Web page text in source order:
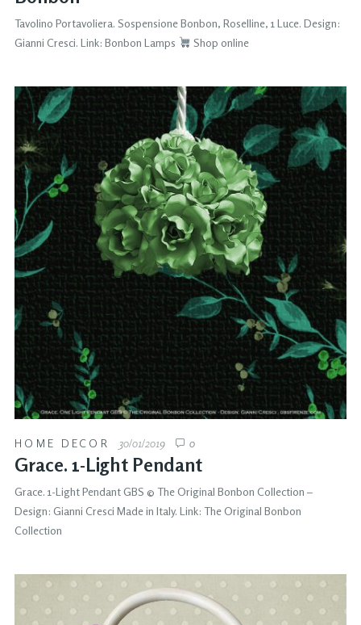
Tavolino Portavoliera. Sospensione Bonbon, Roselline, 1 Luce. Design:
Gianni Cresci. Link: Bonbon Lamps
Shop online
HOME DECOR 30/01/2019 0
Grace. 1-Light Pendant
Grace. 1-Light Pendant GBS © The Original Bonbon Collection –
Design: Gianni Cresci Made in Italy. Link: The Original Bonbon
Collection